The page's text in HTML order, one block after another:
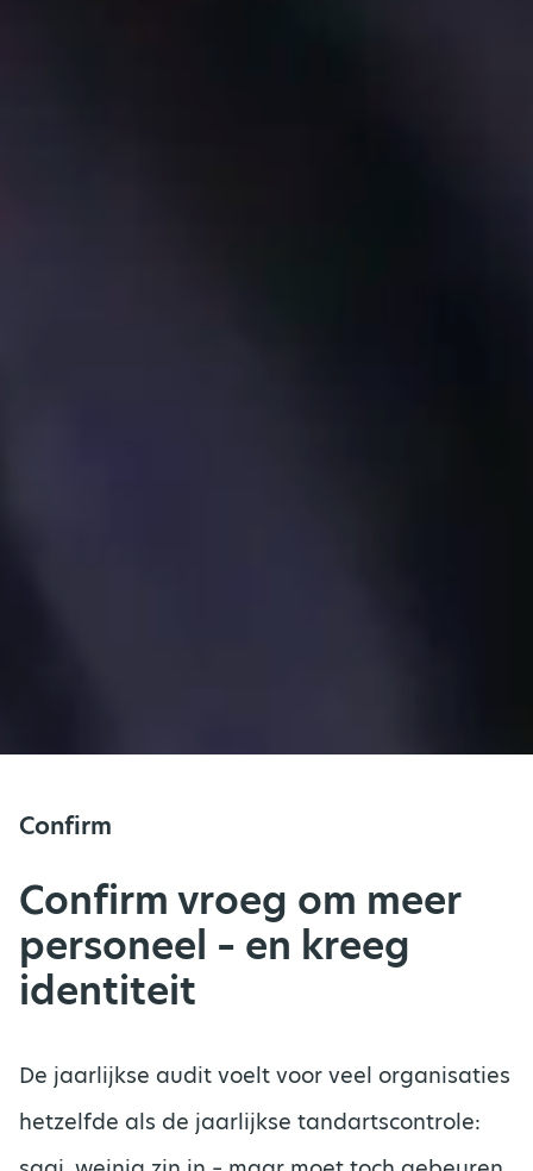
Confirm
Confirm vroeg om meer
personeel – en kreeg
identiteit
De jaarlijkse audit voelt voor veel organisaties
hetzelfde als de jaarlijkse tandartscontrole: